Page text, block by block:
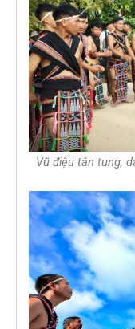
Vũ điệu tân tung,